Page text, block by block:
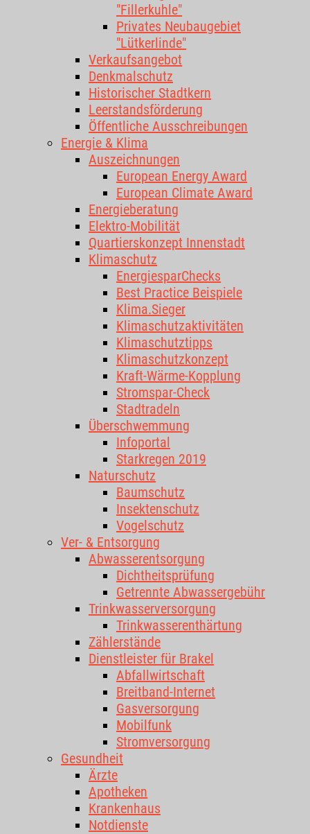
"Fillerkuhle"
Privates Neubaugebiet
"Lütkerlinde"
Verkaufsangebot
Denkmalschutz
Historischer Stadtkern
Leerstandsförderung
Öffentliche Ausschreibungen
Energie & Klima
Auszeichnungen
European Energy Award
European Climate Award
Energieberatung
Elektro-Mobilität
Quartierskonzept Innenstadt
Klimaschutz
EnergiesparChecks
Best Practice Beispiele
Klima.Sieger
Klimaschutzaktivitäten
Klimaschutztipps
Klimaschutzkonzept
Kraft-Wärme-Kopplung
Stromspar-Check
Stadtradeln
Überschwemmung
Infoportal
Starkregen 2019
Naturschutz
Baumschutz
Insektenschutz
Vogelschutz
Ver- & Entsorgung
Abwasserentsorgung
Dichtheitsprüfung
Getrennte Abwassergebühr
Trinkwasserversorgung
Trinkwasserenthärtung
Zählerstände
Dienstleister für Brakel
Abfallwirtschaft
Breitband-Internet
Gasversorgung
Mobilfunk
Stromversorgung
Gesundheit
Ärzte
Apotheken
Krankenhaus
Notdienste